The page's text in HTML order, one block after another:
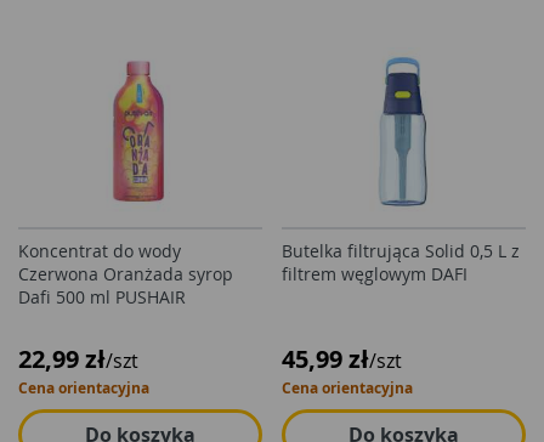
Koncentrat do wody
Czerwona Oranżada syrop
Dafi 500 ml PUSHAIR
22,99 zł/szt
Cena orientacyjna
Do koszyka
Butelka filtrująca Solid 0,5 L z
filtrem węglowym DAFI
45,99 zł/szt
Cena orientacyjna
Do koszyka